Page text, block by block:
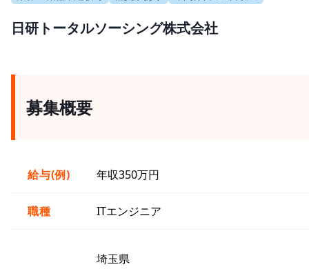
日研トータルソーシング株式会社
募集概要
給与(例) 年収350万円
職種 ITエンジニア
埼玉県